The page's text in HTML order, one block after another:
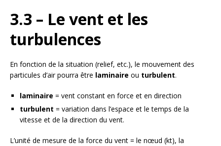
3.3 – Le vent et les
turbulences
En fonction de la situation (relief, etc.), le mouvement des
particules d’air pourra être laminaire ou turbulent.
laminaire = vent constant en force et en direction
turbulent = variation dans l’espace et le temps de la
vitesse et de la direction du vent.
L’unité de mesure de la force du vent = le nœud (kt), la